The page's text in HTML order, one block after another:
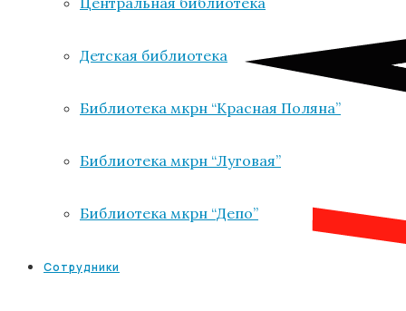
Детская библиотека
Библиотека мкрн “Красная Поляна”
Библиотека мкрн “Луговая”
Библиотека мкрн “Депо”
Сотрудники